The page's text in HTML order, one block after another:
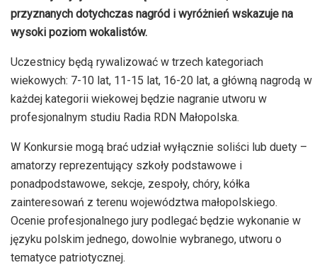
przyznanych dotychczas nagród i wyróżnień wskazuje na
wysoki poziom wokalistów.
Uczestnicy będą rywalizować w trzech kategoriach
wiekowych: 7-10 lat, 11-15 lat, 16-20 lat, a główną nagrodą w
każdej kategorii wiekowej będzie nagranie utworu w
profesjonalnym studiu Radia RDN Małopolska.
W Konkursie mogą brać udział wyłącznie soliści lub duety –
amatorzy reprezentujący szkoły podstawowe i
ponadpodstawowe, sekcje, zespoły, chóry, kółka
zainteresowań z terenu województwa małopolskiego.
Ocenie profesjonalnego jury podlegać będzie wykonanie w
języku polskim jednego, dowolnie wybranego, utworu o
tematyce patriotycznej.